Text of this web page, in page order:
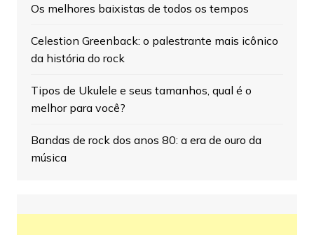
Os melhores baixistas de todos os tempos
Celestion Greenback: o palestrante mais icônico
da história do rock
Tipos de Ukulele e seus tamanhos, qual é o
melhor para você?
Bandas de rock dos anos 80: a era de ouro da
música